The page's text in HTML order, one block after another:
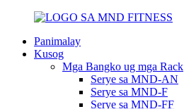
Panimalay
Kusog
Mga Bangko ug mga Rack
Serye sa MND-AN
Serye sa MND-F
Serye sa MND-FF